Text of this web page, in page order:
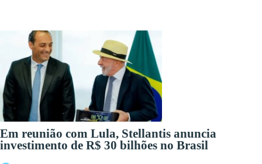
Em reunião com Lula, Stellantis anuncia
investimento de R$ 30 bilhões no Brasil